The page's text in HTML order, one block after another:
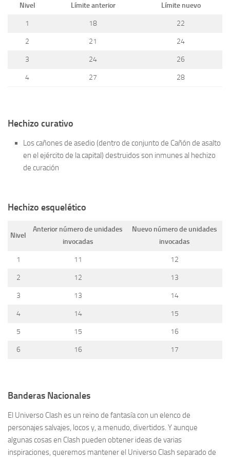
Nivel Límite anterior Límite nuevo
1 18 22
2 21 24
3 24 26
4 27 28
Hechizo curativo
Los cañones de asedio (dentro de conjunto de Cañón de asalto
en el ejército de la capital) destruidos son inmunes al hechizo
de curación
Hechizo esquelético
Nivel
Anterior número de unidades
invocadas
Nuevo número de unidades
invocadas
1 11 12
2 12 13
3 13 14
4 14 15
5 15 16
6 16 17
Banderas Nacionales
El Universo Clash es un reino de fantasía con un elenco de
personajes salvajes, locos y, a menudo, divertidos. Y aunque
algunas cosas en Clash pueden obtener ideas de varias
inspiraciones, queremos mantener el Universo Clash separado de